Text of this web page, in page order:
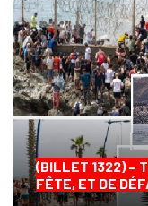
(BILLET 1322) –
FÊTE, ET DE